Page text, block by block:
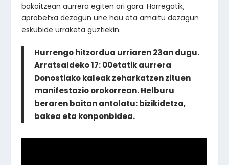
bakoitzean aurrera egiten ari gara. Horregatik,
aprobetxa dezagun une hau eta amaitu dezagun
eskubide urraketa guztiekin.
Hurrengo hitzordua urriaren 23an dugu.
Arratsaldeko 17: 00etatik aurrera
Donostiako kaleak zeharkatzen zituen
manifestazio orokorrean. Helburu
beraren baitan antolatu: bizikidetza,
bakea eta konponbidea.